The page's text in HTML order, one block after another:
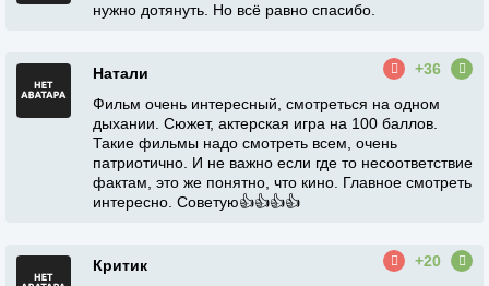
нужно дотянуть. Но всё равно спасибо.
Натали
+36
Фильм очень интересный, смотреться на одном
дыхании. Сюжет, актерская игра на 100 баллов.
Такие фильмы надо смотреть всем, очень
патриотично. И не важно если где то несоответствие
фактам, это же понятно, что кино. Главное смотреть
интересно. Советую👍👍👍👍
Критик
+20